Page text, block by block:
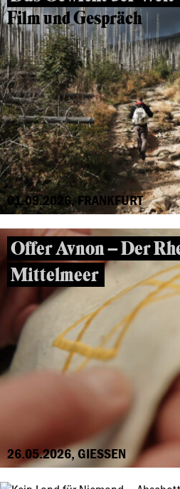
Film und Gespräch
01.09.2026, FRANKFURT
Offer Avnon – Der
Mittelmeer
26.05.2026, GIESSEN